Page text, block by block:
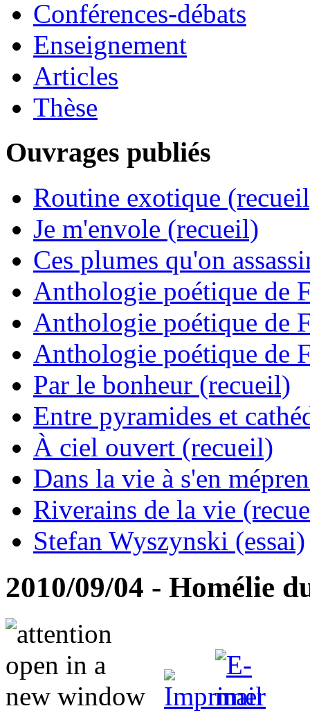
Conférences-débats
Enseignement
Articles
Thèse
Ouvrages publiés
Routine exotique
Je m'envole (recueil)
Ces plumes qu'on
Anthologie poétique de
Anthologie poétique de
Anthologie poétique de
Par le bonheur (recueil)
Entre pyramides et
À ciel ouvert (recueil)
Dans la vie à s'en
Riverains de la vie
Stefan Wyszynski (essai)
2010/09/04 - Homélie